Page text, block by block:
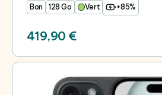
128 Go
Bon Vert +85%
419,90 €